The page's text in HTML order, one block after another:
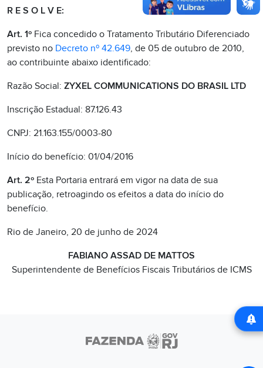
R E S O L V E:
Art. 1º Fica concedido o Tratamento Tributário Diferenciado
previsto no Decreto nº 42.649, de 05 de outubro de 2010,
ao contribuinte abaixo identificado:
Razão Social: ZYXEL COMMUNICATIONS DO BRASIL LTD
Inscrição Estadual: 87.126.43
CNPJ: 21.163.155/0003-80
Início do benefício: 01/04/2016
Art. 2º Esta Portaria entrará em vigor na data de sua
publicação, retroagindo os efeitos a data do início do
benefício.
Rio de Janeiro, 20 de junho de 2024
FABIANO ASSAD DE MATTOS
Superintendente de Benefícios Fiscais Tributários de ICMS